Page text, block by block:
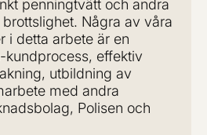
penningtvätt och andra
Några av våra
i detta arbete är en
effektiv
utbildning av
med andra
Polisen och